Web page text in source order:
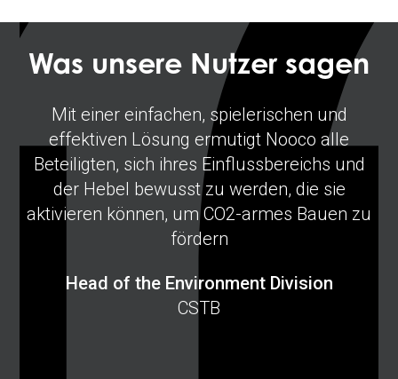
Was unsere Nutzer sagen
Mit einer einfachen, spielerischen und
effektiven Lösung ermutigt Nooco alle
Beteiligten, sich ihres Einflussbereichs und
der Hebel bewusst zu werden, die sie
aktivieren können, um CO2-armes Bauen zu
fördern
Head of the Environment Division
CSTB